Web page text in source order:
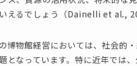
えるでしょう（Dainelli et al.,
博物館経営においては、社会的
となっています。特に近年では